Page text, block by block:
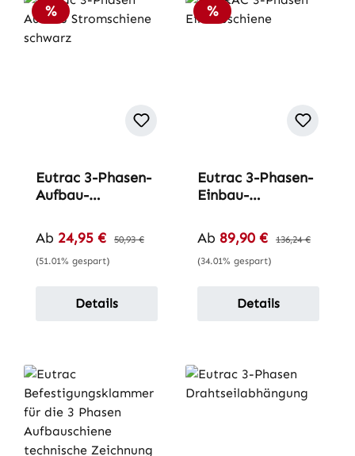
Rabatt
%
Eutrac 3-Phasen-
Aufbau-
Verkaufspreis:
Ab 24,95 € Regulärer Preis:
50,93 €
(51.01% gespart)
Details
Rabatt
%
Eutrac 3-Phasen-
Einbau-
Verkaufspreis:
Ab 89,90 € Regulärer Preis:
136,24 €
(34.01% gespart)
Details